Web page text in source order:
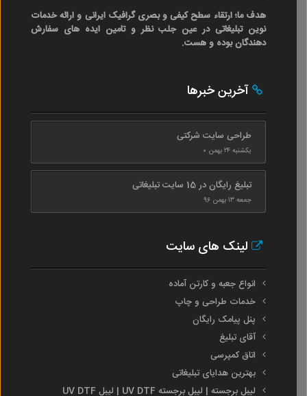
هدف ما؛ ارتقاء سطح کیفی و بصری گرافیک ایرانی و ارائه خدمات
نوین تبلیغاتی در عین جلب نظر و تامین ایده های سفارش
دهندگان بوده و هست.
آخرین خبرها
طراحی سایت شرکتی
یکشنبه ۲۴ بهمن ۰
تبلیغ رایگان در 15 سایت تبلیغاتی
جمعه ۱۳ بهمن ۹۶
لینک های سایت
انواع جعبه و کارتن آماده
خدمات طراحی و چاپ
پنل پیامک رایگان
آقای تبلیغ
اتاق کمپرسی
بهترین هدایای تبلیغاتی
لیبل برجسته | لیبل برجسته UV DTF | لیبل UV DTF